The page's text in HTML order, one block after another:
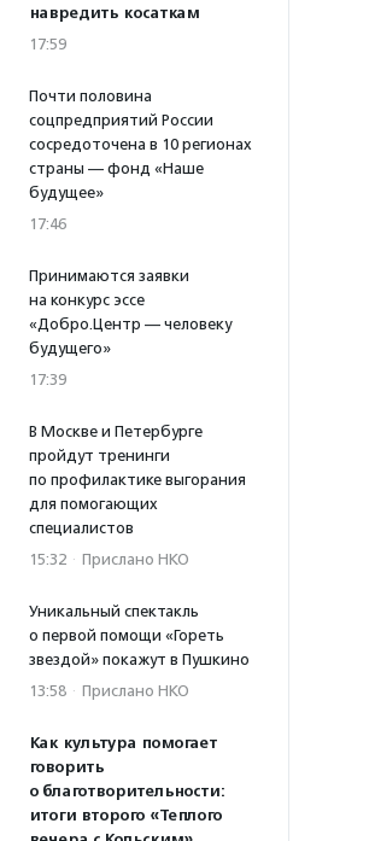
навредить косаткам
17:59
Почти половина
соцпредприятий России
сосредоточена в 10 регионах
страны — фонд «Наше
будущее»
17:46
Принимаются заявки
на конкурс эссе
«Добро.Центр — человеку
будущего»
17:39
В Москве и Петербурге
пройдут тренинги
по профилактике выгорания
для помогающих
специалистов
15:32 · Прислано НКО
Уникальный спектакль
о первой помощи «Гореть
звездой» покажут в Пушкино
13:58 · Прислано НКО
Как культура помогает
говорить
о благотворительности:
итоги второго «Теплого